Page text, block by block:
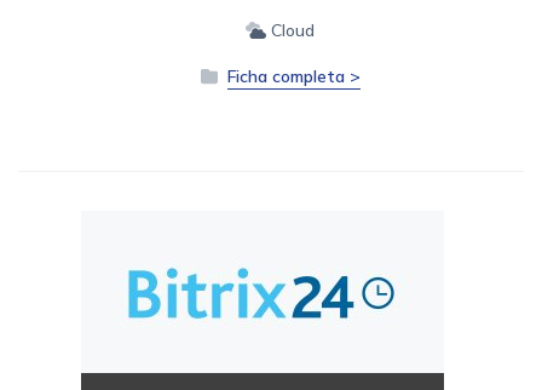
Cloud
Ficha completa >